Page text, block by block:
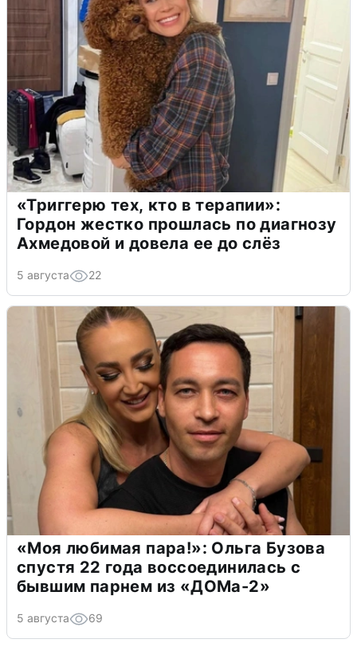
«Триггерю тех, кто в терапии»:
Гордон жестко прошлась по диагнозу
Ахмедовой и довела ее до слёз
5 августа 22
«Моя любимая пара!»: Ольга Бузова
спустя 22 года воссоединилась с
бывшим парнем из «ДОМа-2»
5 августа 69